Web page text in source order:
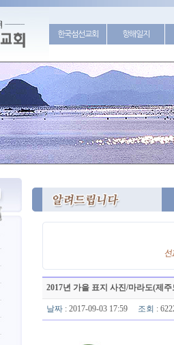
한국섬선교회 항해일지
2017년 가을 표지 사진/마라도(제
날짜 : 2017-09-03 17:59 조회 :